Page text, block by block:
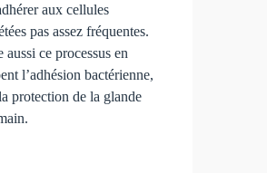
aux cellules
pas assez fréquentes.
ce processus en
l’adhésion bactérienne,
protection de la glande